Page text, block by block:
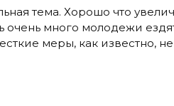
тема. Хорошо что
много молодежи
меры, как известно,